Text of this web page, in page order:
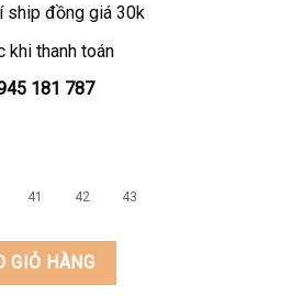
ship đồng giá 30k
khi thanh toán
181 787
41 42 43
TH-9021-12 số lượng
GIỎ HÀNG